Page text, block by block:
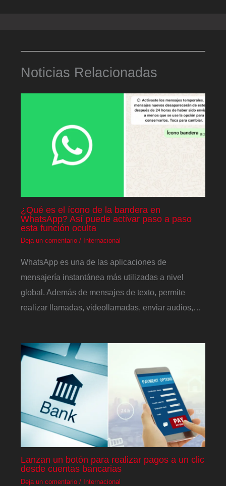
Noticias Relacionadas
¿Qué es el ícono de la bandera en
WhatsApp? Así puede activar paso a paso
esta función oculta
Deja un comentario / Internacional
WhatsApp es una de las aplicaciones de
mensajería instantánea más utilizadas a nivel
global. Además de mensajes de texto, permite
realizar llamadas, videollamadas, enviar audios,…
Lanzan un botón para realizar pagos a un clic
desde cuentas bancarias
Deja un comentario / Internacional